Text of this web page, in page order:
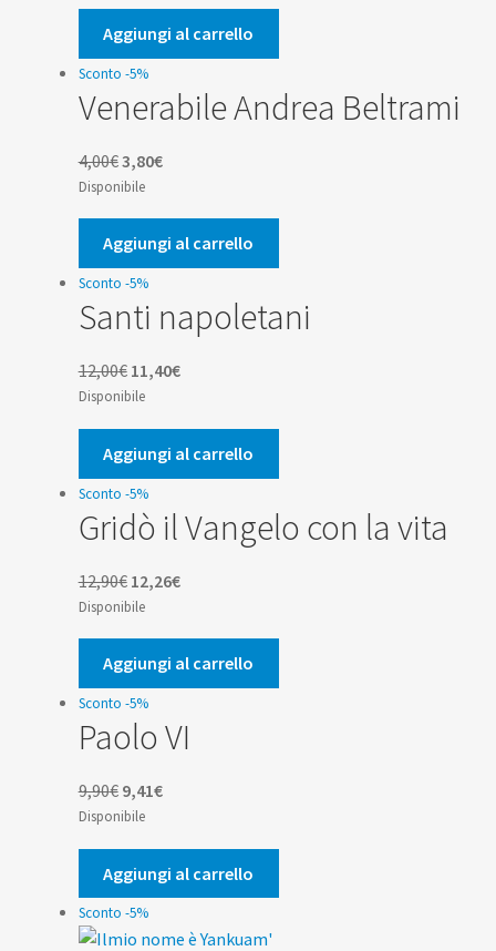
originale
era:
9,90€.
attuale
è:
9,41€.
Aggiungi al carrello
Sconto -5%
Venerabile Andrea Beltrami
4,00€ Il
prezzo
originale
era:
4,00€.
3,80€Il
attuale
è:
3,80€.
Disponibile
Aggiungi al carrello
Sconto -5%
Santi napoletani
12,00€ Il
prezzo
originale
era:
12,00€.
11,40€Il
attuale
è:
11,40€.
Disponibile
Aggiungi al carrello
Sconto -5%
Gridò il Vangelo con la vita
12,90€ Il
prezzo
originale
era:
12,90€.
12,26€Il
attuale
è:
12,26€.
Disponibile
Aggiungi al carrello
Sconto -5%
Paolo VI
9,90€ Il
prezzo
originale
era:
9,90€.
9,41€Il
attuale
è:
9,41€.
Disponibile
Aggiungi al carrello
Sconto -5%